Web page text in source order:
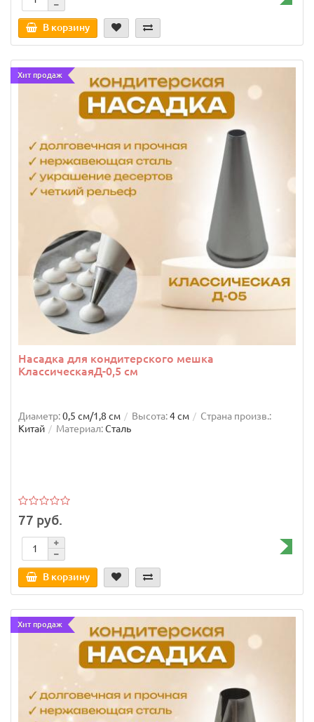
В корзину
Хит продаж
Насадка для кондитерского мешка
КлассическаяД-0,5 см
Диаметр:0,5 см/1,8 см Высота:4 см
Страна произв.:
Китай
Материал:Сталь
77 руб.
В корзину
Хит продаж